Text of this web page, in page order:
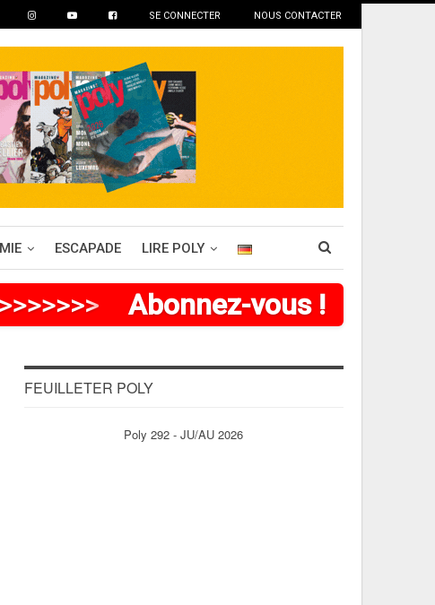
SE CONNECTER NOUS CONTACTER
ESCAPADE LIRE POLY
>>>>>>> Abonnez-vous !
FEUILLETER POLY
Poly 292 - JU/AU 2026